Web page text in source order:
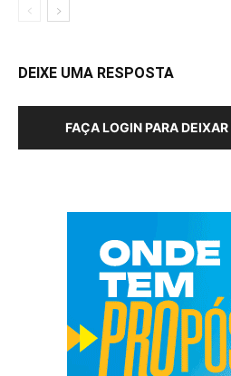
DEIXE UMA RESPOSTA
FAÇA LOGIN PARA